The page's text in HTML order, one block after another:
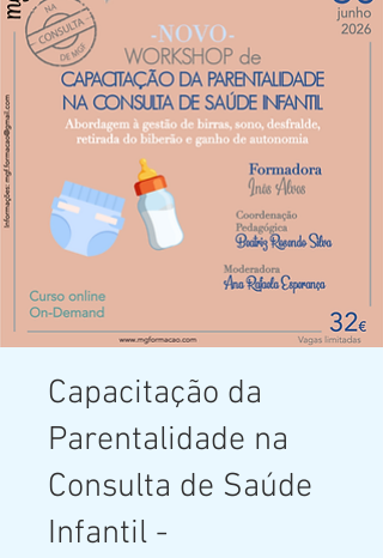
Capacitação da
Parentalidade na
Consulta de Saúde
Infantil -